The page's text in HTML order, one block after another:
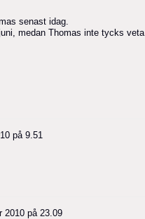
senast idag.
medan Thomas inte tycks veta
på 9.51
2010 på 23.09